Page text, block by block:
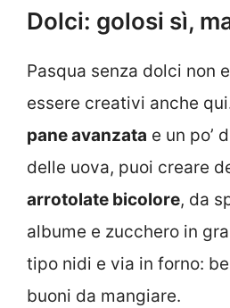
Dolci: golosi sì,
Pasqua senza dolci non
essere creativi anche
pane avanzata e un po’
delle uova, puoi creare
arrotolate bicolore, da
albume e zucchero in
tipo nidi e via in forno:
buoni da mangiare.